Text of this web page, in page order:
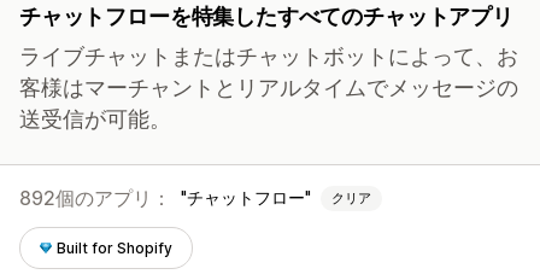
チャットフローを特集したすべてのチャットアプリ
ライブチャットまたはチャットボットによって、お
客様はマーチャントとリアルタイムでメッセージの
送受信が可能。
892個のアプリ： チャットフロー クリア
Built for Shopify